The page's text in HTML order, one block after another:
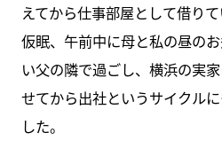
えてから仕事部屋として借り
仮眠、午前中に母と私の昼の
い父の隣で過ごし、横浜の実
せてから出社というサイクル
した。